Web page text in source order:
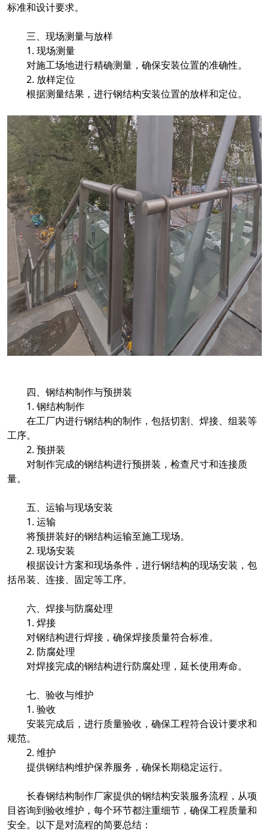
标准和设计要求。
三、现场测量与放样
1. 现场测量
对施工场地进行精确测量，确保安装位置的准确性。
2. 放样定位
根据测量结果，进行钢结构安装位置的放样和定位。
四、钢结构制作与预拼装
1. 钢结构制作
在工厂内进行钢结构的制作，包括切割、焊接、组装等
工序。
2. 预拼装
对制作完成的钢结构进行预拼装，检查尺寸和连接质
量。
五、运输与现场安装
1. 运输
将预拼装好的钢结构运输至施工现场。
2. 现场安装
根据设计方案和现场条件，进行钢结构的现场安装，包
括吊装、连接、固定等工序。
六、焊接与防腐处理
1. 焊接
对钢结构进行焊接，确保焊接质量符合标准。
2. 防腐处理
对焊接完成的钢结构进行防腐处理，延长使用寿命。
七、验收与维护
1. 验收
安装完成后，进行质量验收，确保工程符合设计要求和
规范。
2. 维护
提供钢结构维护保养服务，确保长期稳定运行。
长春钢结构制作厂家提供的钢结构安装服务流程，从项
目咨询到验收维护，每个环节都注重细节，确保工程质量和
安全。以下是对流程的简要总结：